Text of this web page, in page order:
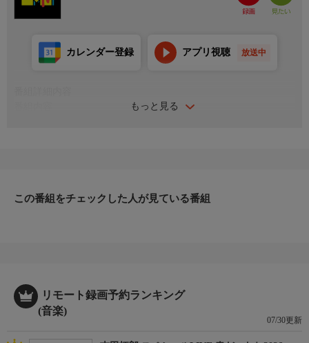
もっと見る
カレンダー登録 アプリ視聴 放送中
この番組をチェックした人が見ている番組
リモート録画予約ランキング
(音楽)
07/30更新